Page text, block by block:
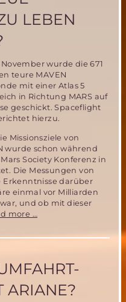
LEBEN
November wurde die 671
teure MAVEN
mit einer Atlas 5
in Richtung MARS auf
geschickt. Spaceflight
hierzu.
Missionsziele von
wurde schon während
Mars Society Konferenz in
Die Messungen von
Erkenntnisse darüber
einmal vor Milliarden
und ob mit dieser
more …
Erkenntnisse
Leben
ARIANE?